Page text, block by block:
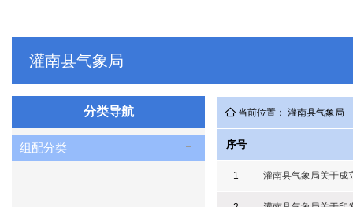
灌南县气象局
分类导航
组配分类
当前位置： 灌南县气象局
序号
1 灌南县气象局关于成